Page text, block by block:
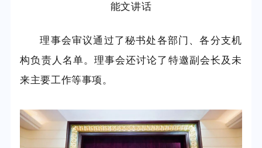
能文讲话
理事会审议通过了秘书处各部门、各分支机
构负责人名单。理事会还讨论了特邀副会长及未
来主要工作等事项。